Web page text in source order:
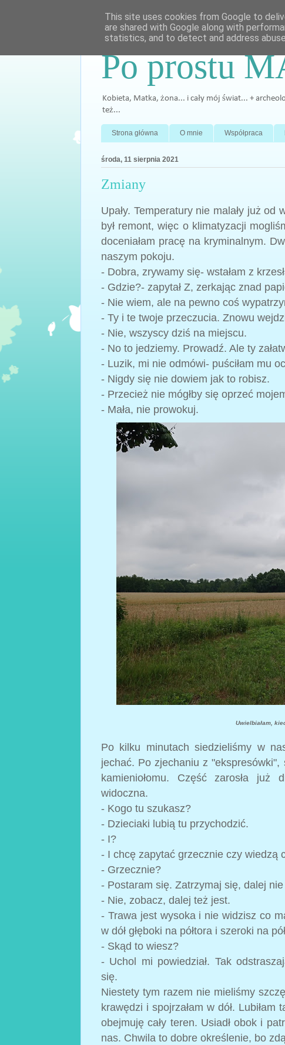
Po prostu
Kobieta, Matka, żona... i cały mój świat... +
też...
Strona główna O mnie Współpraca
środa, 11 sierpnia 2021
Zmiany
Upały. Temperatury nie malały już
był remont, więc o klimatyzacji
doceniałam pracę na kryminalnym.
naszym pokoju.
- Dobra, zrywamy się- wstałam z
- Gdzie?- zapytał Z, zerkając znad
- Nie wiem, ale na pewno coś
- Ty i te twoje przeczucia. Znowu
- Nie, wszyscy dziś na miejscu.
- No to jedziemy. Prowadź. Ale ty
- Luzik, mi nie odmówi- puściłam mu
- Nigdy się nie dowiem jak to robisz.
- Przecież nie mógłby się oprzeć
- Mała, nie prowokuj.
Uwielbiałam,
Po kilku minutach siedzieliśmy w
jechać. Po zjechaniu z
kamieniołomu. Część zarosła już
widoczna.
- Kogo tu szukasz?
- Dzieciaki lubią tu przychodzić.
- I?
- I chcę zapytać grzecznie czy wiedzą
- Grzecznie?
- Postaram się. Zatrzymaj się, dalej
- Nie, zobacz, dalej też jest.
- Trawa jest wysoka i nie widzisz co
w dół głęboki na półtora i szeroki na
- Skąd to wiesz?
- Uchol mi powiedział. Tak
się.
Niestety tym razem nie mieliśmy
krawędzi i spojrzałam w dół.
obejmuję cały teren. Usiadł obok i
nas. Chwila to dobre określenie, bo
This site uses cookies from Google to
are shared with Google along with
statistics, and to detect and address